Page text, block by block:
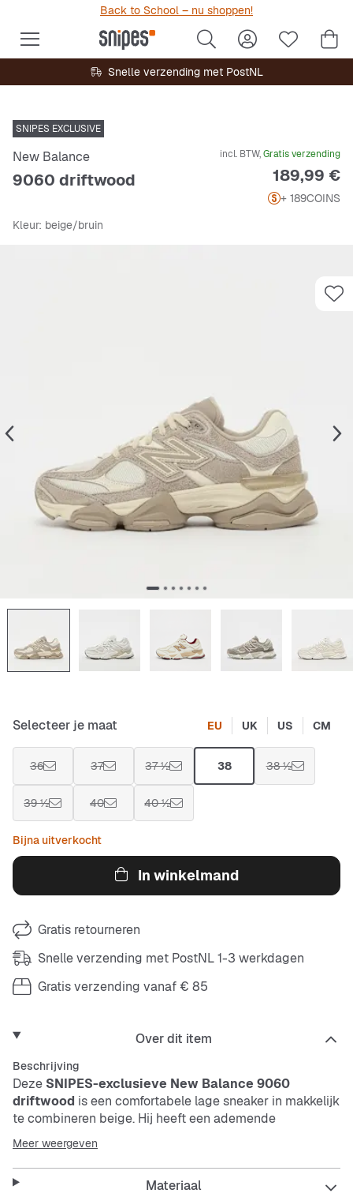
Back to School – nu shoppen!
Snelle verzending met PostNL
SNIPES EXCLUSIVE
New Balance
9060 driftwood
incl. BTW,Gratis verzending
Prijs
189,99 €
+ 189COINS
Kleur: beige/bruin
Selecteer je maat EU UK US CM
36 37 37 ½ 38 38 ½
39 ½ 40 40 ½
Bijna uitverkocht
In winkelmand
Gratis retourneren
Snelle verzending met PostNL 1-3 werkdagen
Gratis verzending vanaf € 85
Over dit item
Beschrijving
Deze SNIPES-exclusieve New Balance 9060
driftwood is een comfortabele lage sneaker in makkelijk
te combineren beige. Hij heeft een ademende
binnenzool met demping en schokabsorberende
eigenschappen. De buitenzool is duurzaam, slipvast en
slijtvast. Het bovenmateriaal is een stevige mix van
luchtig
Meer weergeven
Materiaal